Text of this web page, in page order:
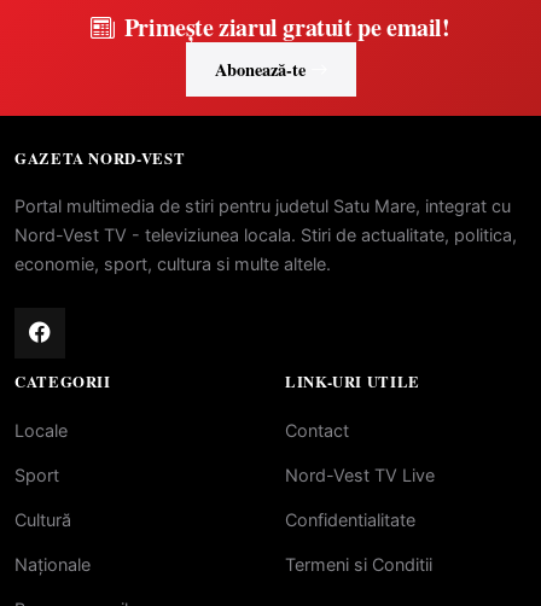
Primește ziarul gratuit pe email!
Abonează-te
GAZETA NORD-VEST
Portal multimedia de stiri pentru judetul Satu Mare, integrat cu
Nord-Vest TV - televiziunea locala. Stiri de actualitate, politica,
economie, sport, cultura si multe altele.
CATEGORII
Locale
Sport
Cultură
Naționale
LINK-URI UTILE
Contact
Nord-Vest TV Live
Confidentialitate
Termeni si Conditii